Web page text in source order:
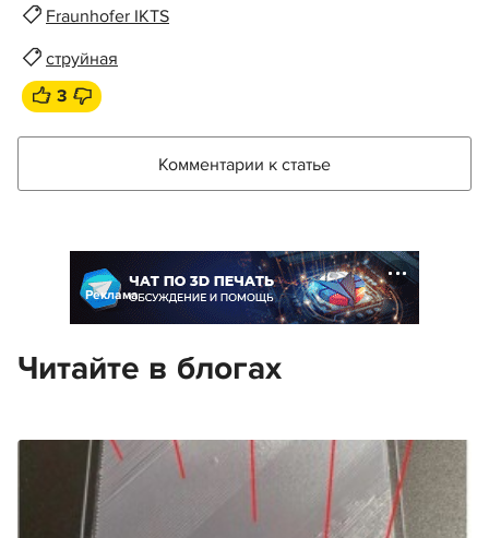
Fraunhofer IKTS
струйная
3
Комментарии к статье
Реклама
Читайте в блогах